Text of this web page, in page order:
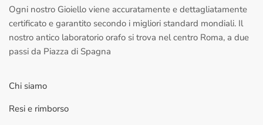
Ogni nostro Gioiello viene accuratamente e dettagliatamente
certificato e garantito secondo i migliori standard mondiali. Il
nostro antico laboratorio orafo si trova nel centro Roma, a due
passi da Piazza di Spagna
Chi siamo
Resi e rimborso